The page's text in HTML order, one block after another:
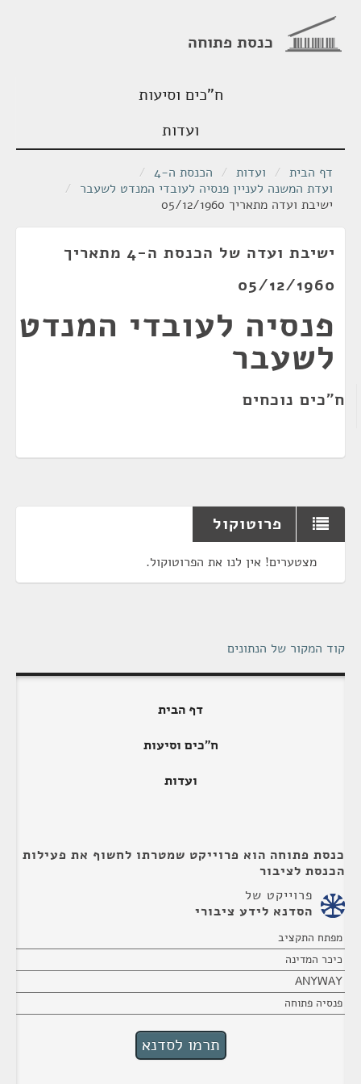
כנסת פתוחה
ח"כים וסיעות
ועדות
דף הבית / ועדות / הכנסת ה-4
/
ועדת המשנה לעניין פנסיה לעובדי המנדט לשעבר /
ישיבת ועדה מתאריך 05/12/1960
ישיבת ועדה של הכנסת ה-4 מתאריך
05/12/1960
פנסיה לעובדי המנדט
לשעבר
ח"כים נוכחים
פרוטוקול
מצטערים! אין לנו את הפרוטוקול.
קוד המקור של הנתונים
דף הבית
ח"כים וסיעות
ועדות
כנסת פתוחה הוא פרוייקט שמטרתו לחשוף את פעילות
הכנסת לציבור
פרוייקט של
הסדנא לידע ציבורי
מפתח התקציב
כיכר המדינה
ANYWAY
פנסיה פתוחה